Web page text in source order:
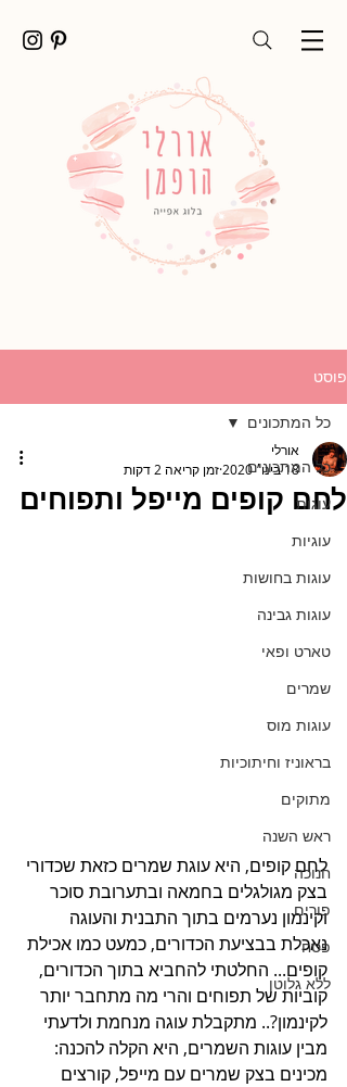
פוסט
כל המתכונים
עוגות
עוגיות
עוגות בחושות
עוגות גבינה
טארט ופאי
שמרים
עוגות מוס
בראוניז וחיתוכיות
מתוקים
ראש השנה
חנוכה
פורים
פסח
ללא גלוטן
כל המתכונים
לחם קופים מייפל ותפוחים
אורלי
18 בינו׳ 2020
זמן קריאה 2 דקות
לחם קופים, היא עוגת שמרים כזאת שכדורי
בצק מגולגלים בחמאה ובתערובת סוכר
וקינמון נערמים בתוך התבנית והעוגה
נאכלת בבציעת הכדורים, כמעט כמו אכילת
קופים... החלטתי להחביא בתוך הכדורים,
קוביות של תפוחים והרי מה מתחבר יותר
לקינמון?.. מתקבלת עוגה מנחמת ולדעתי
מבין עוגות השמרים, היא הקלה להכנה:
מכינים בצק שמרים עם מייפל, קורצים